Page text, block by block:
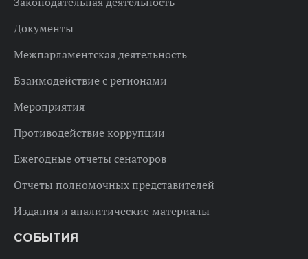
Документы
Межпарламентская деятельность
Взаимодействие с регионами
Мероприятия
Противодействие коррупции
Ежегодные отчеты сенаторов
Отчеты полномочных представителей
Издания и аналитические материалы
СОБЫТИЯ